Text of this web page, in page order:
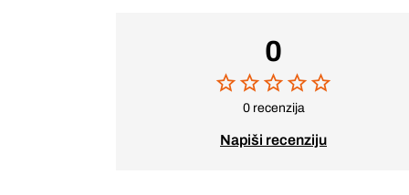
0
0 recenzija
Napiši recenziju